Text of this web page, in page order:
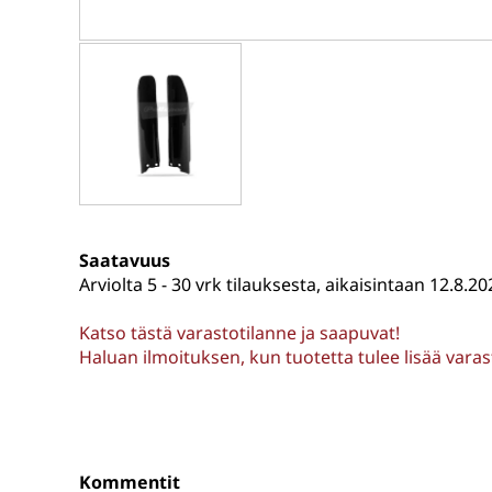
Saatavuus
Arviolta 5 - 30 vrk tilauksesta, aikaisintaan
Katso tästä varastotilanne ja saapuvat!
Haluan ilmoituksen, kun tuotetta tulee lisää
Kommentit